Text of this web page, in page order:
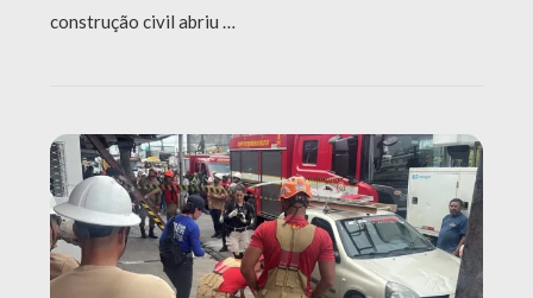
construção civil abriu …